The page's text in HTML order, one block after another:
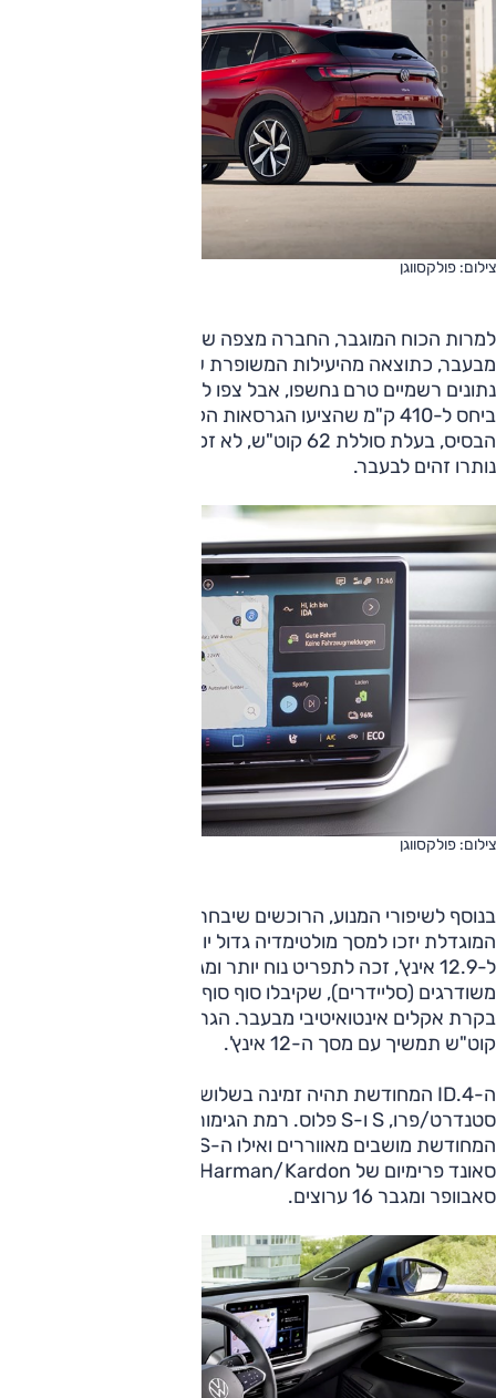
צילום: פולקסווגן
מבעבר, כתוצאה מהיעילות המשופרת של המנועים החדשים.
נתונים רשמיים טרם נחשפו, אבל צפו לעוד כמה עשרות ק"מ
ביחס ל-410 ק"מ שהציעו הגרסאות הקודמות. יש לציין שגרסת
הבסיס, בעלת סוללת 62 קוט"ש, לא זכתה לשדרוגים ונתוניה
נותרו זהים לבעבר.
צילום: פולקסווגן
בנוסף לשיפורי המנוע, הרוכשים שיבחרו בגרסאות עם הסוללה
המוגדלת יזכו למסך מולטימדיה גדול יותר. הצג צמח במעט
ל-12.9 אינץ', זכה לתפריט נוח יותר ומגיע בצימוד לפסי מגע
משודרגים (סליידרים), שקיבלו סוף סוף תאורה אחורית וממשק
קוט"ש תמשיך עם מסך ה-12 אינץ'.
ה-ID.4 המחודשת תהיה זמינה בשלוש רמות גימור:
סאבוופר ומגבר 16 ערוצים.